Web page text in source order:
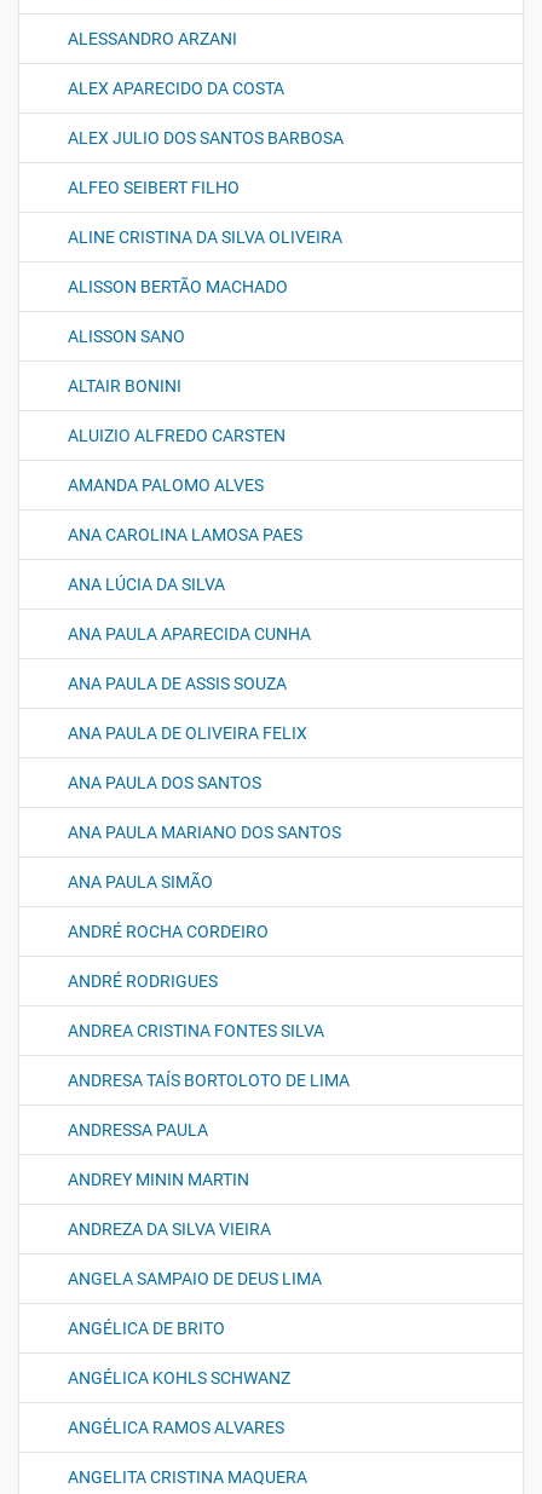
ALESSANDRO ARZANI
ALEX APARECIDO DA COSTA
ALEX JULIO DOS SANTOS BARBOSA
ALFEO SEIBERT FILHO
ALINE CRISTINA DA SILVA OLIVEIRA
ALISSON BERTÃO MACHADO
ALISSON SANO
ALTAIR BONINI
ALUIZIO ALFREDO CARSTEN
AMANDA PALOMO ALVES
ANA CAROLINA LAMOSA PAES
ANA LÚCIA DA SILVA
ANA PAULA APARECIDA CUNHA
ANA PAULA DE ASSIS SOUZA
ANA PAULA DE OLIVEIRA FELIX
ANA PAULA DOS SANTOS
ANA PAULA MARIANO DOS SANTOS
ANA PAULA SIMÃO
ANDRÉ ROCHA CORDEIRO
ANDRÉ RODRIGUES
ANDREA CRISTINA FONTES SILVA
ANDRESA TAÍS BORTOLOTO DE LIMA
ANDRESSA PAULA
ANDREY MININ MARTIN
ANDREZA DA SILVA VIEIRA
ANGELA SAMPAIO DE DEUS LIMA
ANGÉLICA DE BRITO
ANGÉLICA KOHLS SCHWANZ
ANGÉLICA RAMOS ALVARES
ANGELITA CRISTINA MAQUERA